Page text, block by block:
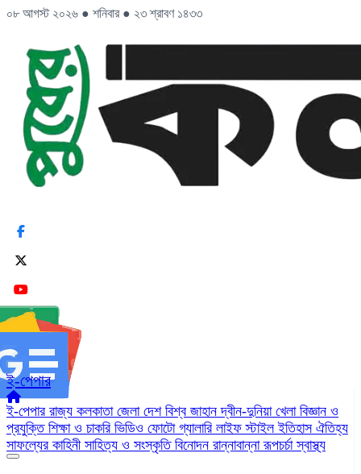
০৮ আগস্ট ২০২৬ ● শনিবার ● ২৩ শ্রাবণ ১৪৩৩
ই-পেপার
ই-পেপার রাজ্য কলকাতা জেলা দেশ বিশ্ব জাহানদ্বীন-দুনিয়া খেলা বিজ্ঞান ও
প্রযুক্তি শিক্ষা ও চাকরি ভিডিও ফোটো গ্যালারি লাইফ স্টাইলইতিহাস ঐতিহ্য
সাফল্যের কাহিনী সাহিত্য ও সংস্কৃতি বিনোদন রান্নাবান্নারূপচর্চাস্বাস্থ্য